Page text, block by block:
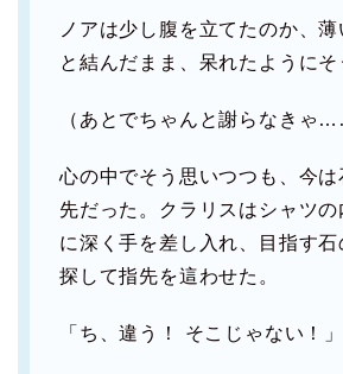
ノアは少し腹を立てたのか、
と結んだまま、呆れたようにそ
（あとでちゃんと謝らなきゃ
心の中でそう思いつつも、今
先だった。クラリスはシャツの
に深く手を差し入れ、目指す石
探して指先を這わせた。
「ち、違う！ そこじゃない！」